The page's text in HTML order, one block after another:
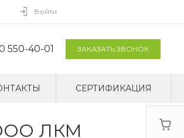
Войти
550-40-01 ЗАКАЗАТЬ ЗВОНОК
СЕРТИФИКАЦИЯ
ООО ЛКМ